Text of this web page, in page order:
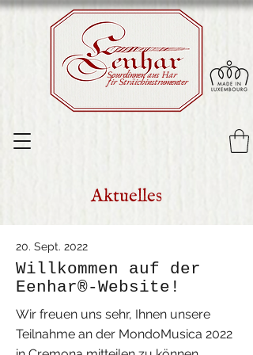
fir Sträichinstrumenter
Sourdinnen aus Har
Aktuelles
20. Sept. 2022
Willkommen auf der
Eenhar®-Website!
Wir freuen uns sehr, Ihnen unsere
Teilnahme an der MondoMusica 2022